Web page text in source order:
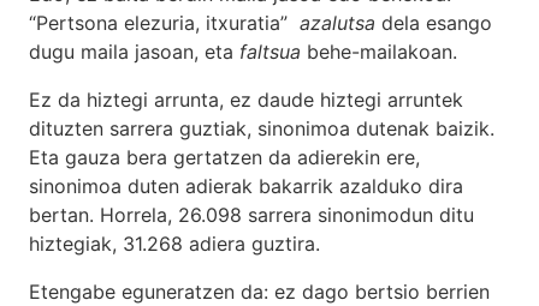
“Pertsona elezuria, itxuratia” azalutsa dela esango
dugu maila jasoan, eta faltsua behe-mailakoan.
Ez da hiztegi arrunta, ez daude hiztegi arruntek
dituzten sarrera guztiak, sinonimoa dutenak baizik.
Eta gauza bera gertatzen da adierekin ere,
sinonimoa duten adierak bakarrik azalduko dira
bertan. Horrela, 26.098 sarrera sinonimodun ditu
hiztegiak, 31.268 adiera guztira.
Etengabe eguneratzen da: ez dago bertsio berrien